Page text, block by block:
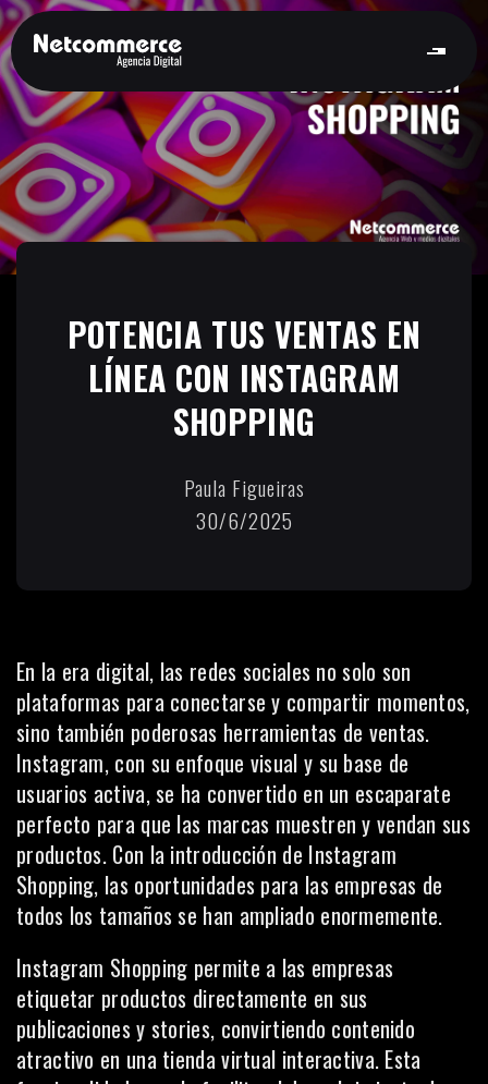
POTENCIA TUS VENTAS EN
LÍNEA CON INSTAGRAM
SHOPPING
Paula Figueiras
30/6/2025
En la era digital, las redes sociales no solo son
plataformas para conectarse y compartir momentos,
sino también poderosas herramientas de ventas.
Instagram, con su enfoque visual y su base de
usuarios activa, se ha convertido en un escaparate
perfecto para que las marcas muestren y vendan sus
productos. Con la introducción de Instagram
Shopping, las oportunidades para las empresas de
todos los tamaños se han ampliado enormemente.
Instagram Shopping permite a las empresas
etiquetar productos directamente en sus
publicaciones y stories, convirtiendo contenido
atractivo en una tienda virtual interactiva. Esta